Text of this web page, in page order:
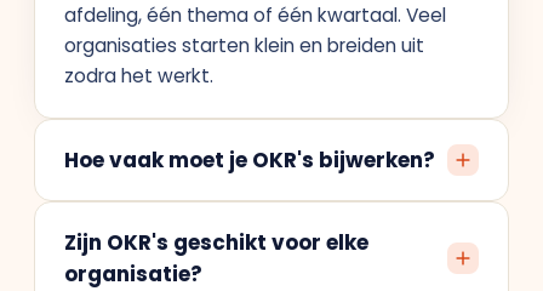
afdeling, één thema of één kwartaal. Veel
organisaties starten klein en breiden uit
zodra het werkt.
Hoe vaak moet je OKR's bijwerken?
Zijn OKR's geschikt voor elke
organisatie?